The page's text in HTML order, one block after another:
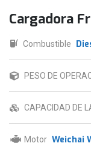
Cargadora
Combustible
PESO DE
CAPACIDAD DE
Motor Weichai